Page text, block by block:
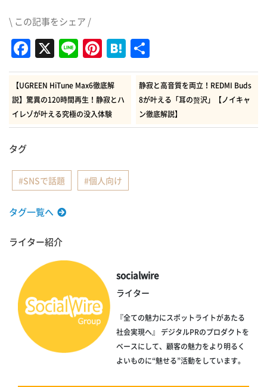
\ この記事をシェア /
Facebook
X LinePinterest
Hatena
有
【UGREEN HiTune Max6徹底解
説】驚異の120時間再生！静寂とハ
イレゾが叶える究極の没入体験
静寂と高音質を両立！REDMI Buds
8が叶える「耳の贅沢」【ノイキャ
ン徹底解説】
タグ
SNSで話題 個人向け
タグ一覧へ
ライター紹介
socialwire
ライター
『全ての魅力にスポットライトがあたる
社会実現へ』 デジタルPRのプロダクトを
ベースにして、顧客の魅力をより明るく
よいものに“魅せる”活動をしています。